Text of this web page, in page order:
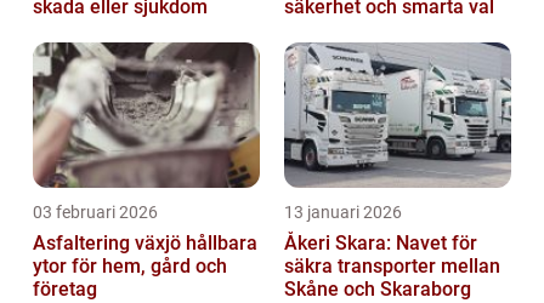
skada eller sjukdom
säkerhet och smarta val
03 februari 2026
Asfaltering växjö hållbara
ytor för hem, gård och
företag
13 januari 2026
Åkeri Skara: Navet för
säkra transporter mellan
Skåne och Skaraborg